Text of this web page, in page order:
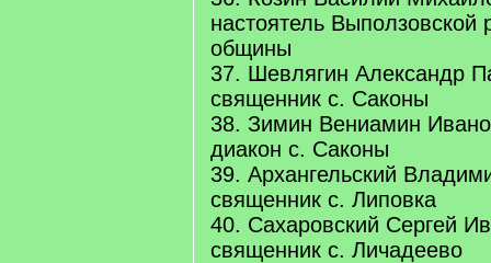
настоятель Выползовской
общины
37. Шевлягин Александр
священник с. Саконы
38. Зимин Вениамин
диакон с. Саконы
39. Архангельский
священник с. Липовка
40. Сахаровский Сергей
священник с. Личадеево